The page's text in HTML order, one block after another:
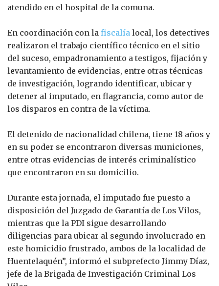
atendido en el hospital de la comuna.
En coordinación con la fiscalía local, los detectives
realizaron el trabajo científico técnico en el sitio
del suceso, empadronamiento a testigos, fijación y
levantamiento de evidencias, entre otras técnicas
de investigación, logrando identificar, ubicar y
detener al imputado, en flagrancia, como autor de
los disparos en contra de la víctima.
El detenido de nacionalidad chilena, tiene 18 años y
en su poder se encontraron diversas municiones,
entre otras evidencias de interés criminalístico
que encontraron en su domicilio.
Durante esta jornada, el imputado fue puesto a
disposición del Juzgado de Garantía de Los Vilos,
mientras que la PDI sigue desarrollando
diligencias para ubicar al segundo involucrado en
este homicidio frustrado, ambos de la localidad de
Huentelaquén”, informó el subprefecto Jimmy Díaz,
jefe de la Brigada de Investigación Criminal Los